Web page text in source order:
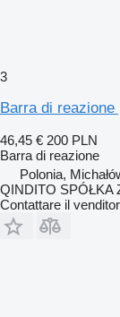
3
Barra di
46,45 € 200 PLN
Barra di reazione
Polonia,
QINDITO SPÓŁKA
Contattare il